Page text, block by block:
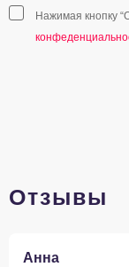
Нажимая кнопку
Отзывы
Анна